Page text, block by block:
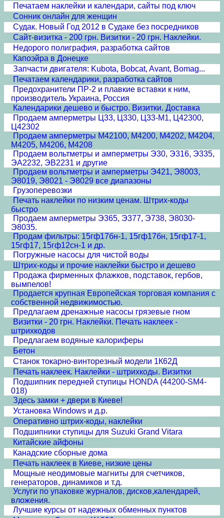
Печатаем наклейки и календари, сайты под ключ
Сонник онлайн для женщин
Судак. Новый Год 2012 в Судаке без посредников
Сайт-визитка - 200 грн. Визитки - 20 грн. Наклейки.
Недорого полиграфия, разработка сайтов
Капоэйра в Донецке
Запчасти двигателя: Kubota, Bobcat, Avant, Bomag...
Печатаем календарики, разработка сайтов
Предохранители ПР-2 и плавкие вставки к ним,
производитель Украина, Россия
Календарики дешево и быстро. Визитки. Доставка
Продаем амперметры Ц33, Ц330, Ц33-М1, Ц42300,
Ц42302
Продаем амперметры М42100, М4200, М4202, М4204,
М4205, М4206, М4208
Продаем вольтметры и амперметры Э30, Э316, Э335,
ЭА2232, ЭВ2231 и другие
Продаем вольтметры и амперметры Э421, Э8003,
Э8019, Э8021 - Э8029 все диапазоны
Грузоперевозки
Печать наклейки по низким ценам. Штрих-коды
быстро
Продаем амперметры Э365, Э377, Э738, Э8030-
Э8035.
Продам фильтры: 15гф17бн-1, 15гф17бн, 15гф17-1,
15гф17, 15гф12сн-1 и др.
Погружные насосы для чистой воды
Штрих-коды и прочие наклейки быстро и дешево
Продажа фирменных флажков, подставок, гербов,
вымпелов!
Продается крупная Европейская торговая компания с
собственной недвижимостью.
Предлагаем дренажные насосы грязевые гном
Визитки - 20 грн. Наклейки. Печать наклеек -
штрихкодов
Предлагаем водяные калориферы
Бетон
Станок токарно-винторезный модели 1К62Д
Печать наклеек. Наклейки - штрихкоды. Визитки
Подшипник передней ступицы HONDA (44200-SM4-
018)
Здесь замки + двери в Киеве!
Установка Windows и д.р.
Оперативно штрих-коды, наклейки
Подшипники ступицы для Suzuki Grand Vitara
Китайские айфоны
Канадские сборные дома
Печать наклеек в Киеве, низкие цены
Мощные неодимовые магниты для счетчиков,
генераторов, динамиков и т.д.
Услуги по упаковке журналов, дисков,календарей,
вложения.
Лучшие курсы от надежных обменных пунктов